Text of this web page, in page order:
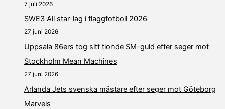
7 juli 2026
SWE3 All star-lag i flaggfotboll 2026
27 juni 2026
Uppsala 86ers tog sitt tionde SM-guld efter seger mot
Stockholm Mean Machines
27 juni 2026
Arlanda Jets svenska mästare efter seger mot Göteborg
Marvels